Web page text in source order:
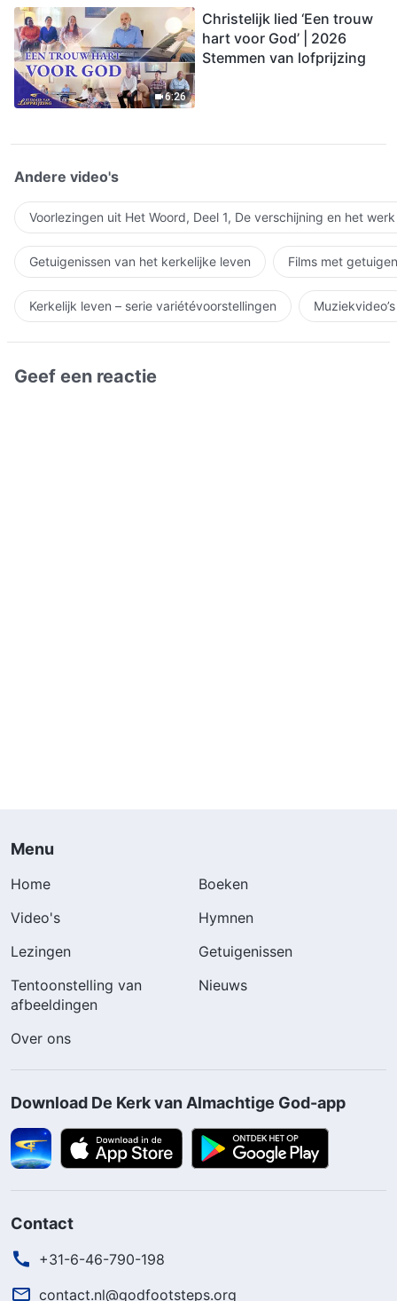
6:26
Christelijk lied ‘Een trouw
hart voor God’ | 2026
Stemmen van lofprijzing
Andere video's
Voorlezingen uit Het Woord, Deel 1, De verschijning en het
Getuigenissen van het kerkelijke leven Films met
Kerkelijk leven – serie variétévoorstellingen Muziekvideo’s
Geef een reactie
Menu
Home
Boeken
Video's
Hymnen
Lezingen
Getuigenissen
Tentoonstelling van
afbeeldingen
Nieuws
Over ons
Download De Kerk van Almachtige God-app
Contact
+31-6-46-790-198
contact.nl@godfootsteps.org